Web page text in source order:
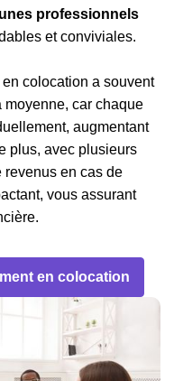
professionnels
et conviviales.
colocation a souvent
moyenne, car chaque
augmentant
plus, avec plusieurs
revenus en cas de
vous assurant
en colocation